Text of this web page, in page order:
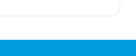
on nöyryys, joka pitää henkilön